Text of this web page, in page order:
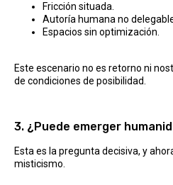
Fricción situada.
Autoría humana no
Espacios sin optimización.
Este escenario no es retorno ni
de condiciones de posibilidad.
3. ¿Puede emerger
Esta es la pregunta decisiva, y
misticismo.